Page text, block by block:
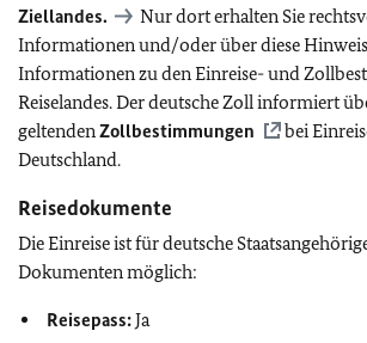
Ziellandes.
Nur dort erhalten Sie
Informationen und/oder über diese
Informationen zu den Einreise- und
Reiselandes. Der deutsche Zoll informiert
geltendenZollbestimmungen
bei
Deutschland.
Reisedokumente
Die Einreise ist für deutsche
Dokumenten möglich:
Reisepass:Ja